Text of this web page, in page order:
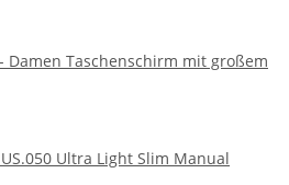
Taschenschirm mit großem